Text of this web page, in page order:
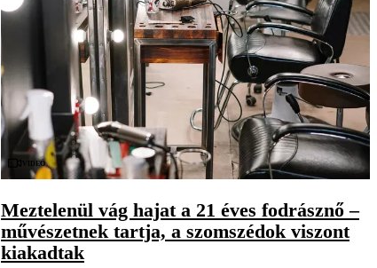
Videó
Meztelenül vág hajat a 21 éves fodrásznő –
művészetnek tartja, a szomszédok viszont
kiakadtak